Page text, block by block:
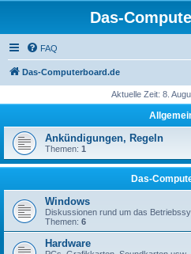
Das-
FAQ
Das-Computerboard.de
Aktuelle Zeit: 8.
Ankündigungen, Regeln
Themen: 1
Das-
Windows
Diskussionen rund um das
Themen: 6
Hardware